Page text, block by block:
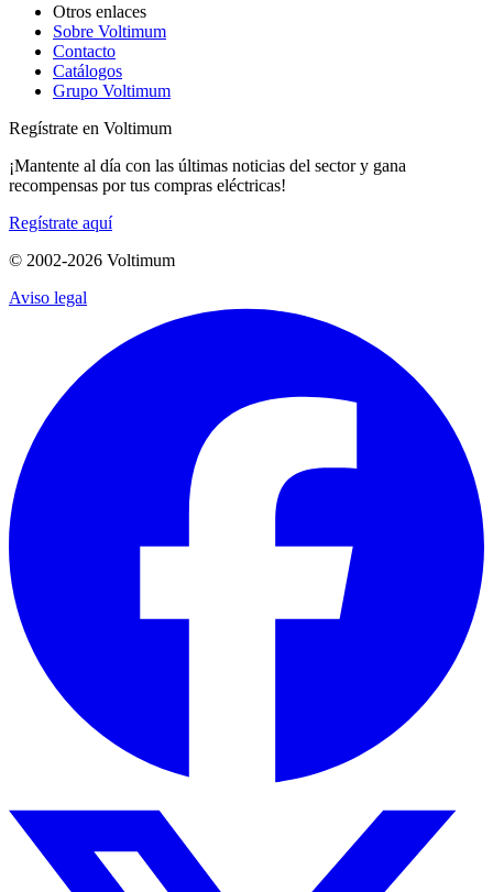
Otros enlaces
Sobre Voltimum
Contacto
Catálogos
Grupo Voltimum
Regístrate en Voltimum
¡Mantente al día con las últimas noticias del sector y gana
recompensas por tus compras eléctricas!
Regístrate aquí
© 2002-2026 Voltimum
Aviso legal